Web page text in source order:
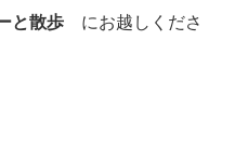
と散歩 にお越しくださ